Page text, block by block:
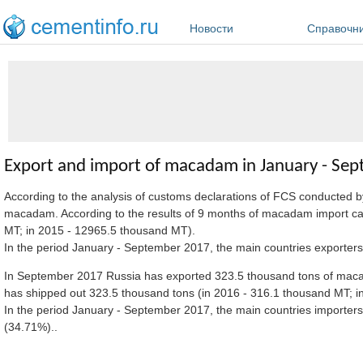
Новости
Export and import of macadam in January -
According to the analysis of customs declarations of FCS conducted
macadam. According to the results of 9 months of macadam import
MT; in 2015 - 12965.5 thousand MT).
In the period January - September 2017, the main countries
In September 2017 Russia has exported 323.5 thousand tons of
has shipped out 323.5 thousand tons (in 2016 - 316.1 thousand MT;
In the period January - September 2017, the main countries
(34.71%)..